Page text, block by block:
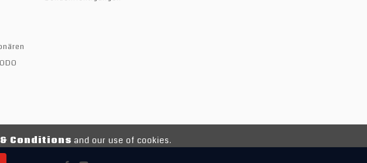
Conditions and our use of cookies.